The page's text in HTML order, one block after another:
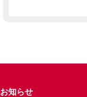
お知らせ